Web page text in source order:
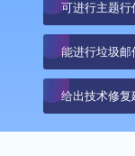
可进行主题行
能进行垃圾邮
给出技术修复